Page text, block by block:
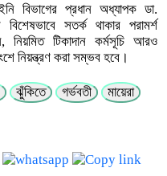
বিভাগের প্রধান অধ্যাপক ডা.
সতর্ক থাকার পরামর্শ
নিয়মিত টিকাদান কর্মসূচি আরও
নিয়ন্ত্রণ করা সম্ভব হবে।
ঝুঁকিতে গর্ভবতী মায়েরা